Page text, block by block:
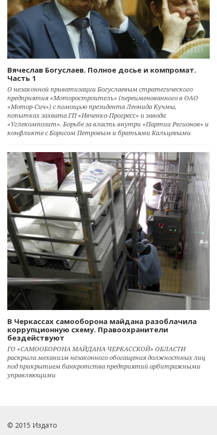
Вячеслав Богуслаев. Полное досье и компромат.
Часть 1
О незаконной приватизации Богуслаевым стратегического
предприятия «Моторостроитель» (переименованного в ОАО
«Мотор-Сич») с помощью президента Леонида Кучмы,
попытках захвата ГП «Ивченко-Прогресс» и завода
«Углекомпозит». Борьбе за власть внутри «Партии Регионов» и
конфликте с Борисом Петровым и братьями Кальцевыми
В Черкассах самооборона майдана разоблачила
коррупционную схему. Правоохранители
бездействуют
ГО «САМООБОРОНА МАЙДАНА ЧЕРКАССКОЙ» ОБЛАСТИ
раскрыла механизм незаконного обогащения должностных лиц
под прикрытием банкротства предприятий арбитражными
управляющими
© 2015 Издато